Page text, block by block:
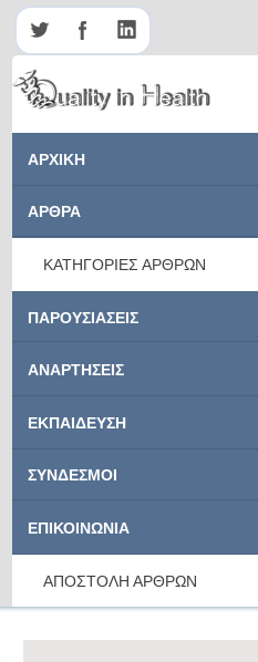
ΑΡΧΙΚΗ
ΑΡΘΡΑ
ΚΑΤΗΓΟΡΙΕΣ ΑΡΘΡΩΝ
ΠΑΡΟΥΣΙΑΣΕΙΣ
ΑΝΑΡΤΗΣΕΙΣ
ΕΚΠΑΙΔΕΥΣΗ
ΣΥΝΔΕΣΜΟΙ
ΕΠΙΚΟΙΝΩΝΙΑ
ΑΠΟΣΤΟΛΗ ΑΡΘΡΩΝ